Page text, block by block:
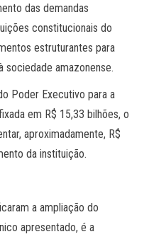
das demandas
constitucionais do
estruturantes para
amazonense.
Poder Executivo para a
em R$ 15,33 bilhões, o
aproximadamente, R$
da instituição.
a ampliação do
apresentado, é a